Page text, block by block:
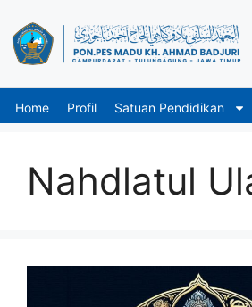
Home Profil Satuan Pendidikan
Nahdlatul